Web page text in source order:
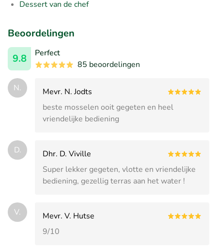
Dessert van de chef
Beoordelingen
9.8
Perfect
85 beoordelingen
N.
Mevr. N. Jodts
beste mosselen ooit gegeten en heel
vriendelijke bediening
D.
Dhr. D. Viville
Super lekker gegeten, vlotte en vriendelijke
bediening, gezellig terras aan het water !
V.
Mevr. V. Hutse
9/10